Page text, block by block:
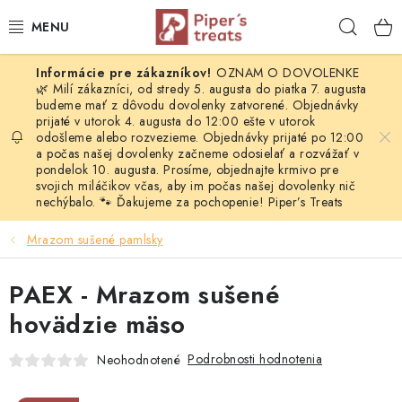
na
NAŠE SPRÁVY
PIPER'S NOVINKY
BARF PRE PSOV
BARF PRE MAČKY
MRAZOM SUŠENÉ PAMLSKY
SUŠENÉ KOMPLETNÉ MENU
VÝPREDAJ
OZNAM O DOVOLENKE
🌿 Milí zákazníci, od stredy 5. augusta do piatka 7. augusta
budeme mať z dôvodu dovolenky zatvorené. Objednávky
prijaté v utorok 4. augusta do 12:00 ešte v utorok
odošleme alebo rozvezieme. Objednávky prijaté po 12:00
a počas našej dovolenky začneme odosielať a rozvážať v
pondelok 10. augusta. Prosíme, objednajte krmivo pre
svojich miláčikov včas, aby im počas našej dovolenky nič
nechýbalo. 🐾 Ďakujeme za pochopenie! Piper’s Treats
Mrazom sušené pamlsky
PAEX - Mrazom sušené
hovädzie mäso
Neohodnotené Podrobnosti hodnotenia